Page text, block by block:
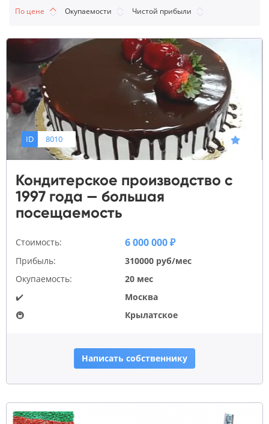
По цене Окупаемости Чистой прибыли
ID 8010
Кондитерское производство с
1997 года — большая
посещаемость
Стоимость: 6 000 000 ₽
Прибыль:
310000 руб/мес
Окупаемость:
20 мес
✔️
Москва
🚇
Крылатское
Написать собственнику